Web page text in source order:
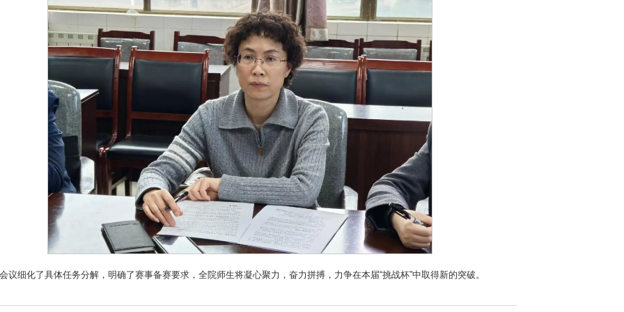
议细化了具体任务分解，明确了赛事备赛要求，全院师生将凝心聚力，奋力拼搏，力争在本届“挑战杯”中取得新的突破。